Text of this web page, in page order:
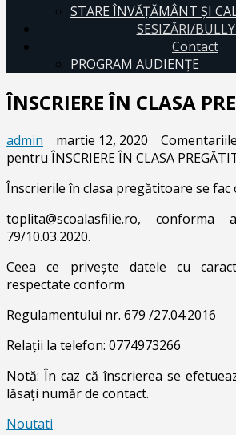
STARE ÎNVĂȚĂMÂNT ȘI
SESIZĂRI/
Contact
PROGRAM AUDIENŢE
ÎNSCRIERE ÎN CLASA
admin martie 12, 2020
pentru ÎNSCRIERE ÎN CLASA
Înscrierile în clasa pregătitoare se fac
toplita@scoalasfilie.ro, conforma
79/10.03.2020.
Ceea ce privește datele cu
respectate conform
Regulamentului nr. 679 /27.04.2016
Relaţii la telefon: 0774973266
Notă: În caz că înscrierea se
lăsaţi număr de contact.
Noutati